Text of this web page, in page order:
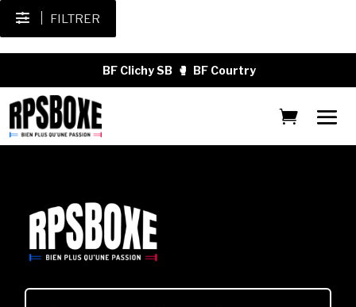
FILTRER
BF Clichy SB 🥊 BF Courtry